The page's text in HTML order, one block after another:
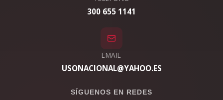
300 655 1141
EMAIL
USONACIONAL@YAHOO.ES
SÍGUENOS EN REDES